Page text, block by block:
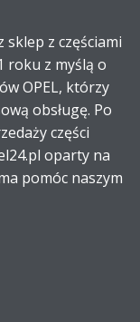
sklep z częściami
roku z myślą o
OPEL, którzy
obsługę. Po
części
oparty na
pomóc naszym